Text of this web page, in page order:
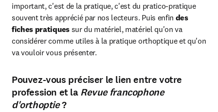
important, c'est de la pratique, c'est du pratico-pratique
souvent très apprécié par nos lecteurs. Puis enfin des
fiches pratiques sur du matériel, matériel qu'on va
considérer comme utiles à la pratique orthoptique et qu'on
va vouloir vous présenter.
Pouvez-vous préciser le lien entre votre
profession et laRevue francophone
d'orthoptie?